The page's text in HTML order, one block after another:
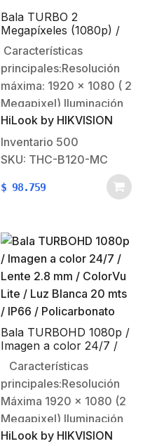
Bala TURBO 2
Megapíxeles (1080p) /
Gran Angular 103º /
Lente 2.8 mm / METAL /
IR EXIR Inteligente 20
mts / Exterior IP66 /
dWDR / TVI-AHD-CVI-
CVBS
Características
principales:Resolución
máxima: 1920 x 1080 ( 2
Megapixel) Iluminación
mínima: 0.01 Lux @
(F1.2, AGC ON), 0 Lux
con IR.Lente fijo: 2.8 mm
103º).20 mts IR EXIR
tecnologías
seleccionables (TVI /
AHD / CVI /
CVBS).Funciones: dWDR
/ BLC…
HiLook by HIKVISION
Inventario 500
SKU: THC-B120-MC
$ 98.759
Bala TURBOHD 1080p /
Imagen a color 24/7 /
Lente 2.8 mm / ColorVu
Lite / Luz Blanca 20 mts
/ IP66 / Policarbonato
Características
principales:Resolución
Máxima 1920 x 1080 (2
Megapixel) Iluminación
minima: 0.001 Lux @
HiLook by HIKVISION